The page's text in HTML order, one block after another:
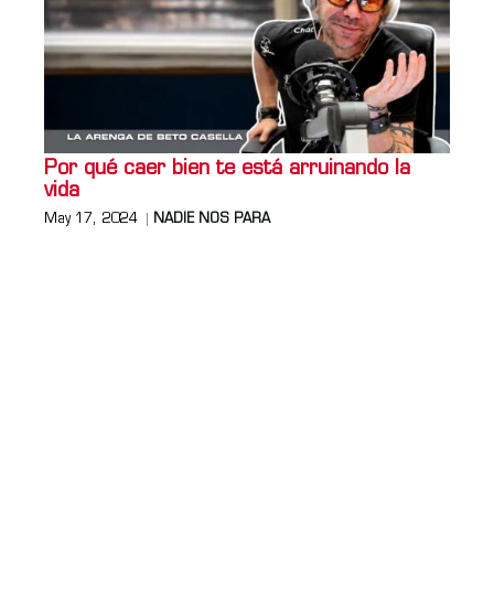
Por qué caer bien te está arruinando la
vida
May 17, 2024 NADIE NOS PARA